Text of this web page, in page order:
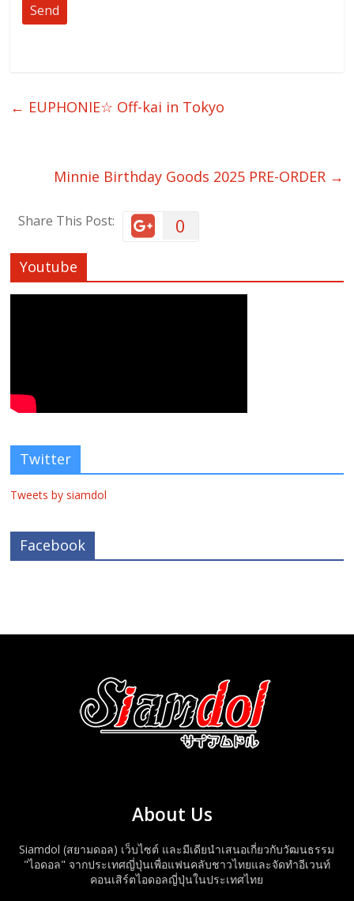
← EUPHONIE☆ Off-kai in Tokyo
Minnie Birthday Goods 2025 PRE-ORDER →
Share This Post: 0
Youtube
Twitter
Tweets by siamdol
Facebook
About Us
Siamdol (สยามดอล) เว็บไซต์ และมีเดียนำเสนอเกี่ยวกับวัฒนธรรม
"ไอดอล" จากประเทศญี่ปุ่นเพื่อแฟนคลับชาวไทยและจัดทำอีเวนท์
คอนเสิร์ตไอดอลญี่ปุ่นในประเทศไทย